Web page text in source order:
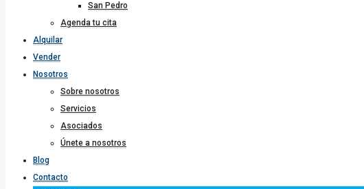
San Pedro
Agenda tu cita
Alquilar
Vender
Nosotros
Sobre nosotros
Servicios
Asociados
Únete a nosotros
Blog
Contacto